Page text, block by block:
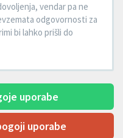
vendar pa ne
odgovornosti za
bi lahko prišli do
uporabe
uporabe